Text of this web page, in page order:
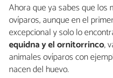
Ahora que ya sabes que los
ovíparos, aunque en el
excepcional y solo lo
equidna y el ornitorrinco,
animales ovíparos con
nacen del huevo.